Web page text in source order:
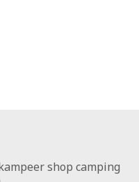
shop camping